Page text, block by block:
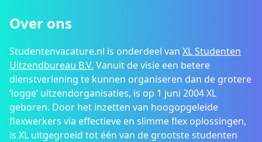
Over ons
Studentenvacature.nl is onderdeel van XL Studenten
Uitzendbureau B.V. Vanuit de visie een betere
dienstverlening te kunnen organiseren dan de grotere
‘logge’ uitzendorganisaties, is op 1 juni 2004 XL
geboren. Door het inzetten van hoogopgeleide
flexwerkers via effectieve en slimme flex oplossingen,
is XL uitgegroeid tot één van de grootste studenten